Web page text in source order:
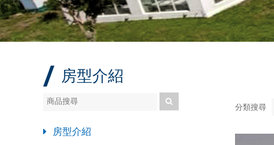
房型介紹
房型介紹
分類搜尋